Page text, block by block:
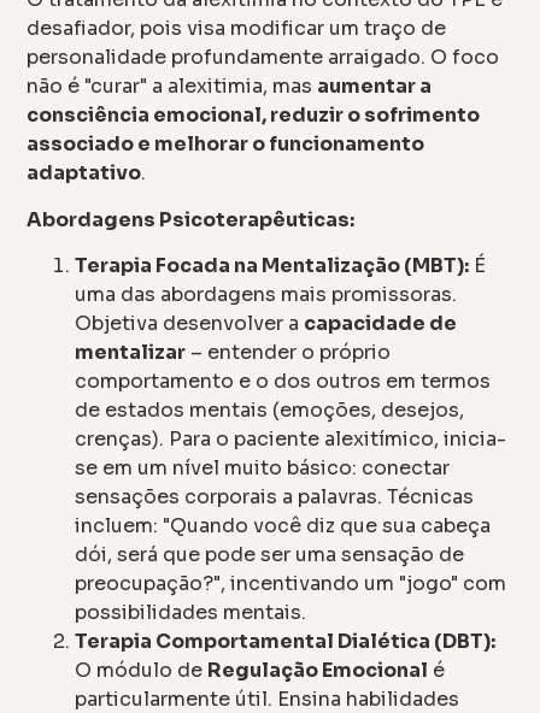
desafiador, pois visa modificar um traço de
personalidade profundamente arraigado. O foco
não é "curar" a alexitimia, mas aumentar a
consciência emocional, reduzir o sofrimento
associado e melhorar o funcionamento
adaptativo.
Abordagens Psicoterapêuticas:
Terapia Focada na Mentalização (MBT): É
uma das abordagens mais promissoras.
Objetiva desenvolver a capacidade de
mentalizar – entender o próprio
comportamento e o dos outros em termos
de estados mentais (emoções, desejos,
crenças). Para o paciente alexitímico, inicia-
se em um nível muito básico: conectar
sensações corporais a palavras. Técnicas
incluem: "Quando você diz que sua cabeça
dói, será que pode ser uma sensação de
preocupação?", incentivando um "jogo" com
possibilidades mentais.
Terapia Comportamental Dialética (DBT):
O módulo de Regulação Emocional é
particularmente útil. Ensina habilidades